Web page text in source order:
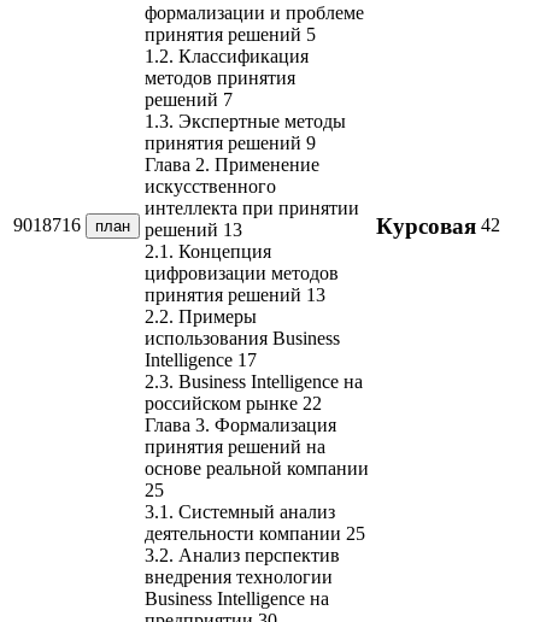
9018716 план
формализации и проблеме
принятия решений 5
1.2. Классификация
методов принятия
решений 7
1.3. Экспертные методы
принятия решений 9
Глава 2. Применение
искусственного
интеллекта при принятии
решений 13
2.1. Концепция
цифровизации методов
принятия решений 13
2.2. Примеры
использования Business
Intelligence 17
2.3. Business Intelligence на
российском рынке 22
Глава 3. Формализация
принятия решений на
основе реальной компании
25
3.1. Системный анализ
деятельности компании 25
3.2. Анализ перспектив
внедрения технологии
Business Intelligence на
Курсовая 42